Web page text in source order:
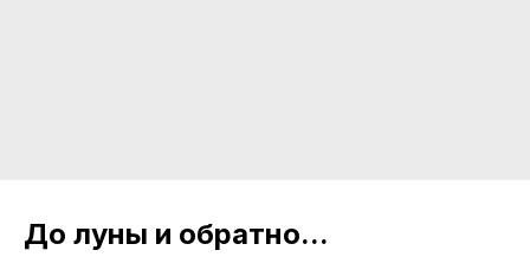
До луны и обратно...